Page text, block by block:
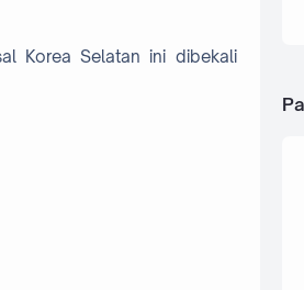
Korea Selatan ini dibekali